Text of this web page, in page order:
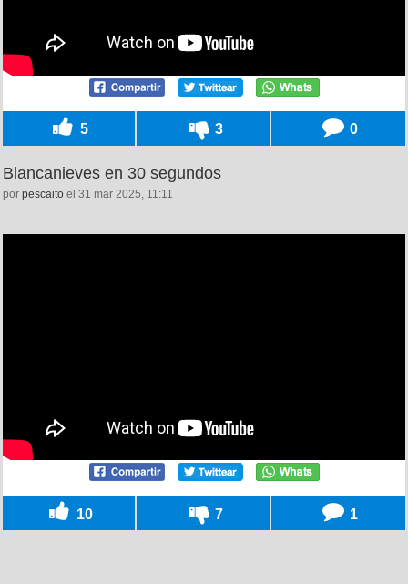
5 3 0
Blancanieves en 30 segundos
por pescaito el 31 mar 2025, 11:11
10 7 1